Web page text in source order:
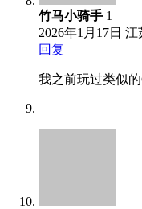
竹马小骑手 1
2026年1月17日 江
回复
我之前玩过类似